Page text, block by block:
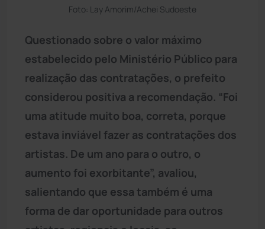
Foto: Lay Amorim/Achei Sudoeste
Questionado sobre o valor máximo
estabelecido pelo Ministério Público para
realização das contratações, o prefeito
considerou positiva a recomendação. “Foi
uma atitude muito boa, correta, porque
estava inviável fazer as contratações dos
artistas. De um ano para o outro, o
aumento foi exorbitante”, avaliou,
salientando que essa também é uma
forma de dar oportunidade para outros